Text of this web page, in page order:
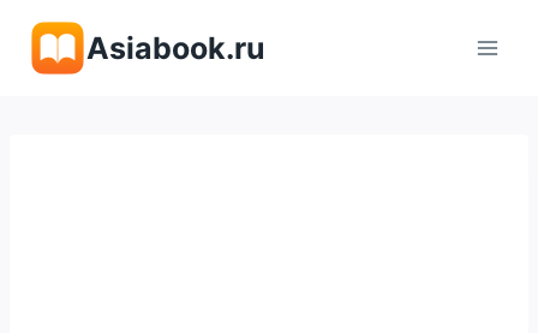
содержимому
Asiabook.ru